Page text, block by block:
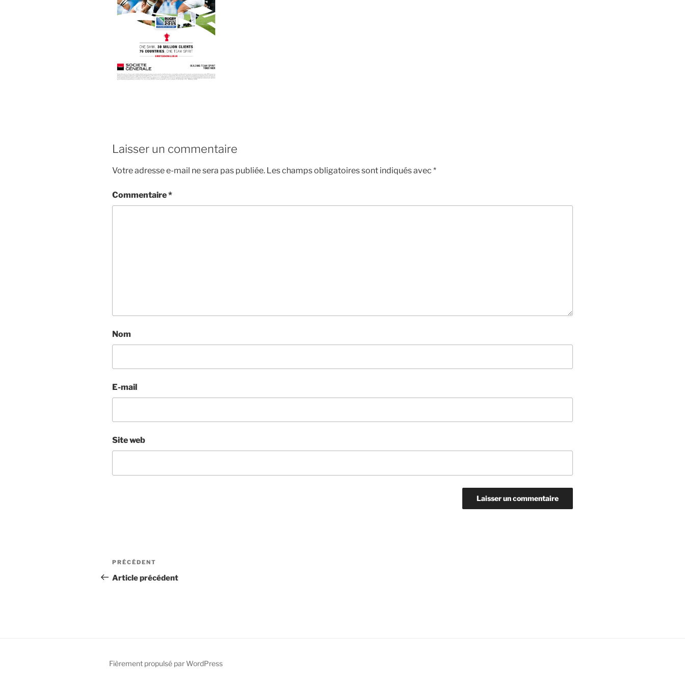
Laisser un commentaire
Votre adresse e-mail ne sera pas publiée. Les champs obligatoires sont indiqués avec *
Commentaire*
Nom
E-mail
Site web
PRÉCÉDENT
Article précédent
Fièrement propulsé par WordPress